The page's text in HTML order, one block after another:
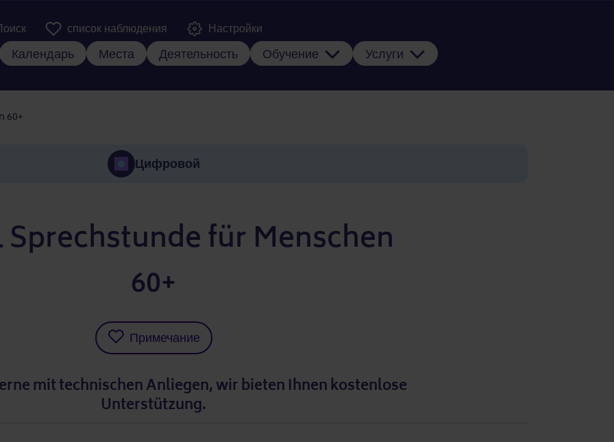
навигация
Календарь Места Деятельность Обучение Услуги
der Kopfzeileсписок наблюдения Настройки
60+
Цифровой
für Menschen
60+
Примечание
mit technischen Anliegen, wir bieten Ihnen kostenlose
Unterstützung.